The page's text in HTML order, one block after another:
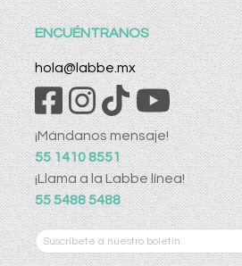
ENCUÉNTRANOS
hola@labbe.mx
¡Mándanos mensaje!
55 1410 8551
¡Llama a la Labbe línea!
55 5488 5488